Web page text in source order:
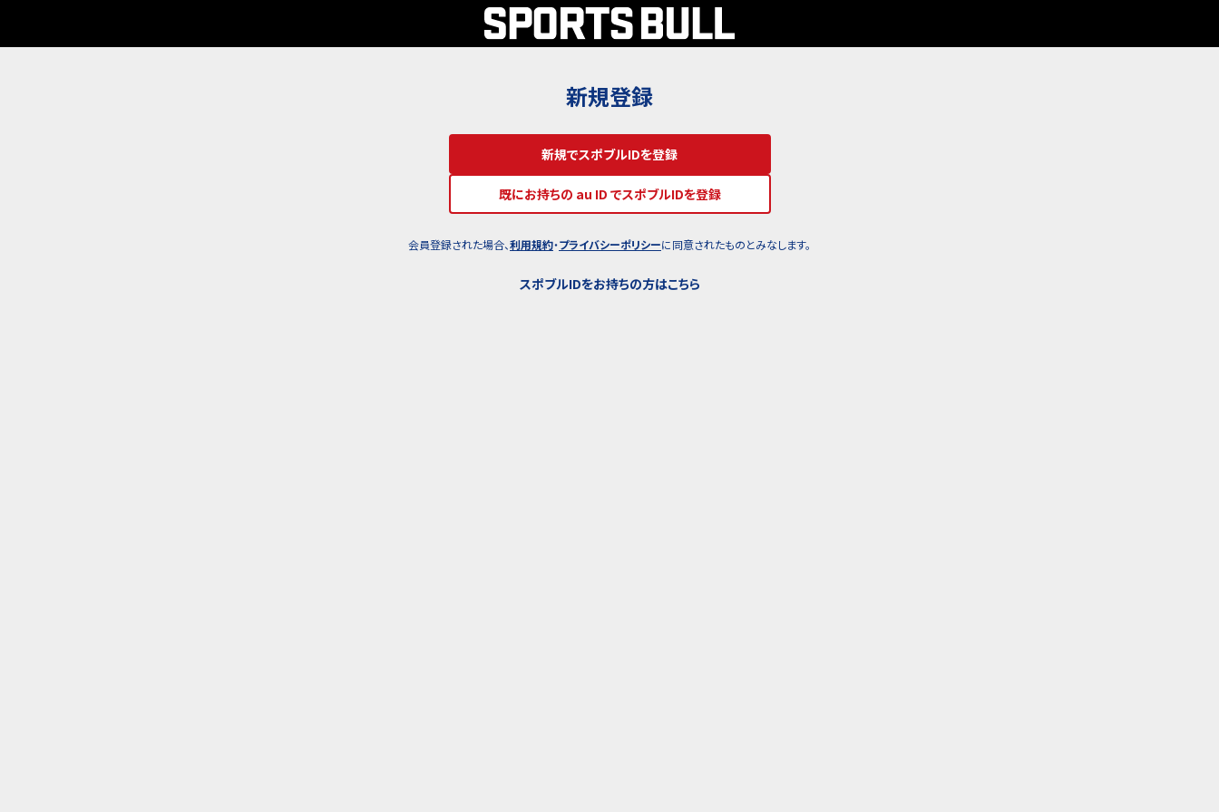
新規登録
新規でスポブルIDを登録
既にお持ちの au ID でスポブルIDを登録
会員登録された場合、利用規約・プライバシーポリシーに同意されたものとみなします。
スポブルIDをお持ちの方はこちら